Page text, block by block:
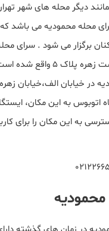
دیگر محله های شهر
محله محمودیه می باشد که
برگزار می شود . سرای
اردیبهشت بن بست زهره
در خیابان الف،خیابان
اتوبوس به این مکان،
به این مکان را برای